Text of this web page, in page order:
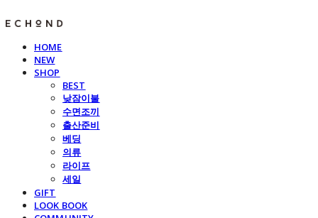
HOME
NEW
SHOP
BEST
낮잠이불
수면조끼
출산준비
베딩
의류
라이프
세일
GIFT
LOOK BOOK